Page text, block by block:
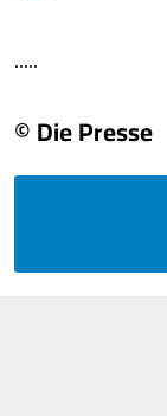
.....
© Die Presse